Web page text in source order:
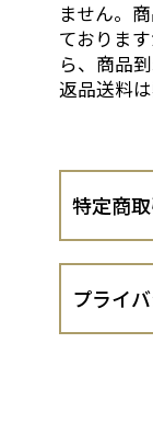
ません。
ておりま
ら、商品
返品送料
特定商
会社名
株式会
プライ